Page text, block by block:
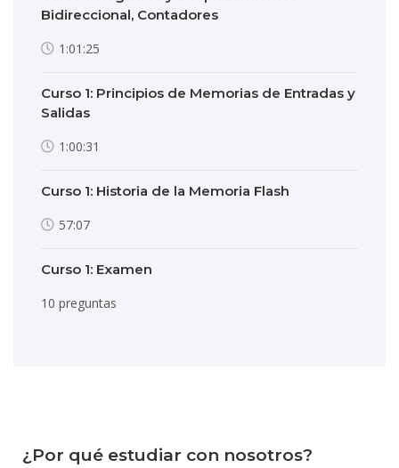
Bidireccional, Contadores
1:01:25
Curso 1: Principios de Memorias de Entradas y
Salidas
1:00:31
Curso 1: Historia de la Memoria Flash
57:07
Curso 1: Examen
10 preguntas
¿Por qué estudiar con nosotros?